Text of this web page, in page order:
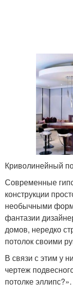
Криволинейный
Современные
конструкции
необычными
фантазии
домов, нередко
потолок своими
В связи с этим у
чертеж
потолке